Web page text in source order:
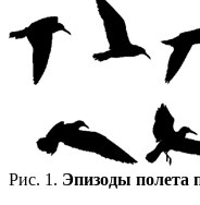
Рис. 1. Эпизоды полета